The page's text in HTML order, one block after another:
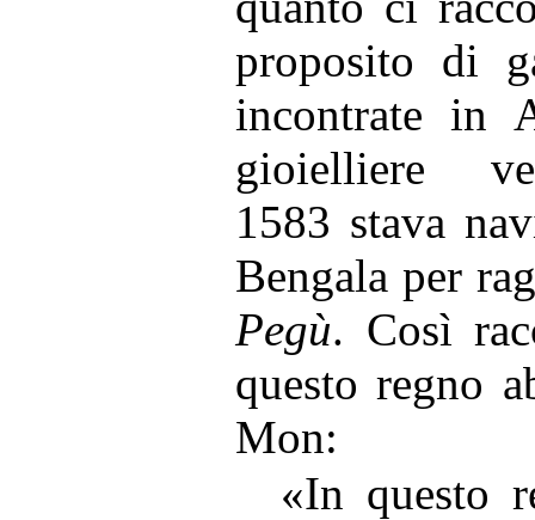
proposito di
incontrate in
gioielliere
1583 stava
Bengala per
Pegù. Così
questo regno
Mon:
«In questo